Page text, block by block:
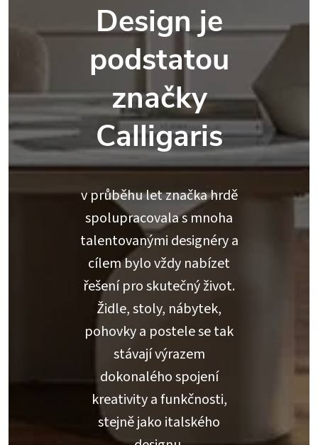
Design je
podstatou
značky
Calligaris
v průběhu let značka hrdě
spolupracovala s mnoha
talentovanými designéry a
cílem bylo vždy nabízet
řešení pro skutečný život.
Židle, stoly, nábytek,
pohovky a postele se tak
stávají výrazem
dokonalého spojení
kreativity a funkčnosti,
stejně jako italského